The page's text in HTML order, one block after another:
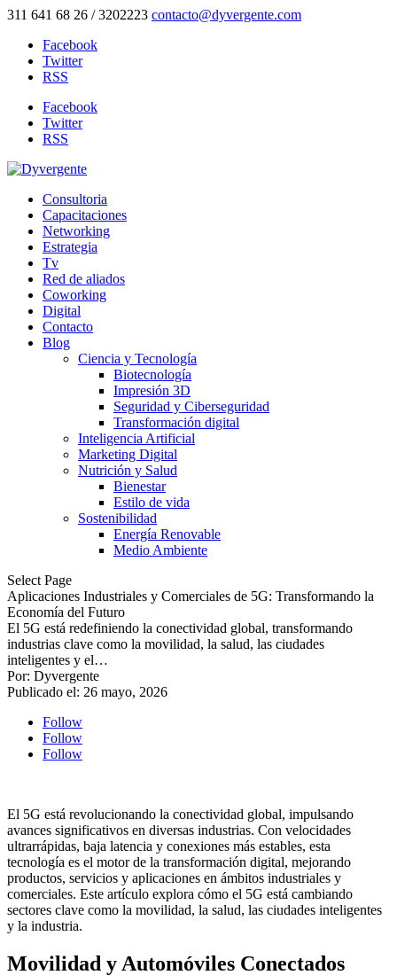
311 641 68 26 / 3202223 contacto@dyvergente.com
Facebook
Twitter
RSS
Facebook
Twitter
RSS
Consultoria
Capacitaciones
Networking
Estrategia
Tv
Red de aliados
Coworking
Digital
Contacto
Blog
Ciencia y Tecnología
Biotecnología
Impresión 3D
Seguridad y Ciberseguridad
Transformación digital
Inteligencia Artificial
Marketing Digital
Nutrición y Salud
Bienestar
Estilo de vida
Sostenibilidad
Energía Renovable
Medio Ambiente
Select Page
Aplicaciones Industriales y Comerciales de 5G: Transformando la
Economía del Futuro
El 5G está redefiniendo la conectividad global, transformando
industrias clave como la movilidad, la salud, las ciudades
inteligentes y el…
Por: Dyvergente
Publicado el: 26 mayo, 2026
Follow
Follow
Follow
El 5G está revolucionando la conectividad global, impulsando
avances significativos en diversas industrias. Con velocidades
ultrarrápidas, baja latencia y conexiones más estables, esta
tecnología es el motor de la transformación digital, mejorando
productos, servicios y aplicaciones en ámbitos industriales y
comerciales. Este artículo explora cómo el 5G está cambiando
sectores clave como la movilidad, la salud, las ciudades inteligentes
y la industria.
Movilidad y Automóviles Conectados